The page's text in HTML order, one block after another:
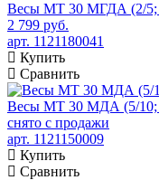
Весы МТ 30 МГДА (2/5;
2 799 руб.
арт. 1121180041
Купить
Сравнить
Весы МТ 30 МДА (5/10;
снято с продажи
арт. 1121150009
Купить
Сравнить